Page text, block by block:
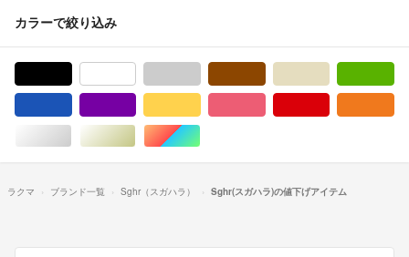
カラーで絞り込み
シルバー/銀色系ゴールド/金色系マルチカラー
ラクマ ブランド一覧 Sghr（スガハラ） Sghr(スガハラ)の値下げアイテム